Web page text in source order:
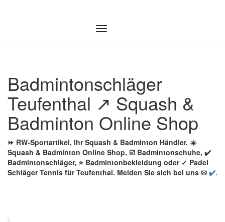
Badmintonschläger
Teufenthal ↗️ Squash &
Badminton Online Shop
⏩ RW-Sportartikel, Ihr Squash & Badminton Händler. ☀️
Squash & Badminton Online Shop, ☑️ Badmintonschuhe, ✔️
Badmintonschläger, ⭐ Badmintonbekleidung oder ✓ Padel
Schläger Tennis für Teufenthal. Melden Sie sich bei uns ✉ ✔️.